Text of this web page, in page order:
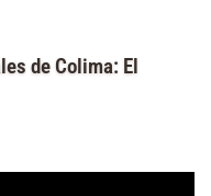
de Colima: El